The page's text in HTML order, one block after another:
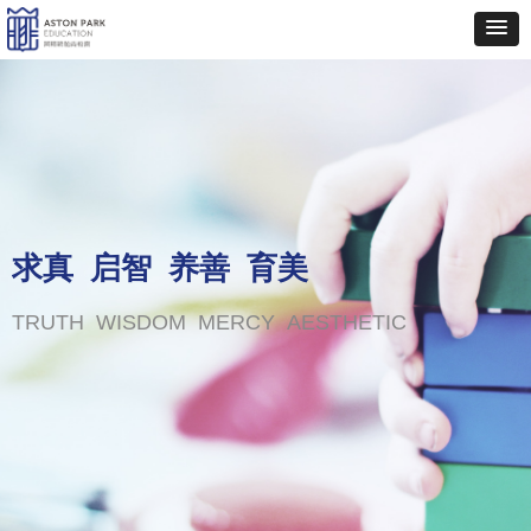
求真 启智 养善 育美
TRUTH WISDOM MERCY AESTHETIC